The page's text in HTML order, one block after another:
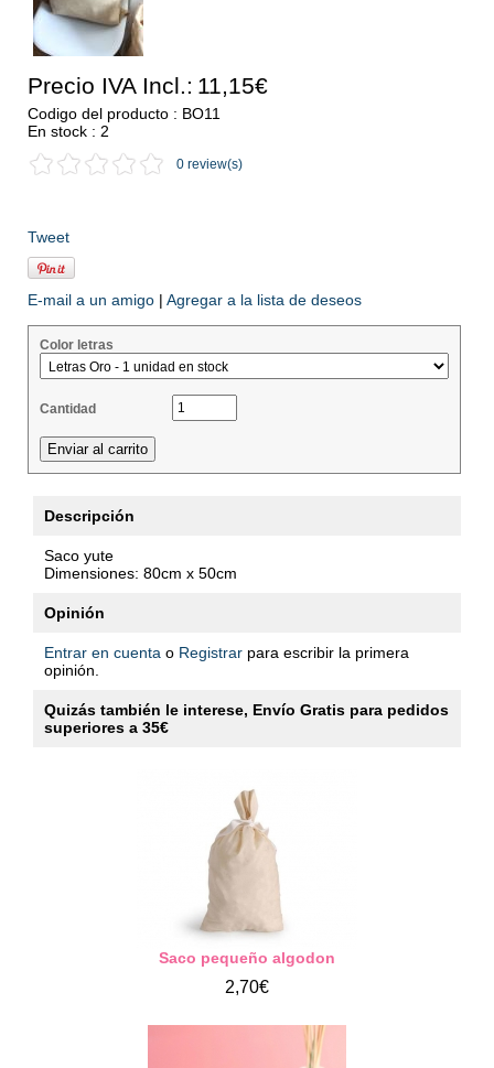
Precio IVA Incl.: 11,15€
Codigo del producto : BO11
En stock : 2
0 review(s)
Tweet
E-mail a un amigo | Agregar a la lista de deseos
Color letras
Cantidad
Descripción
Saco yute
Dimensiones: 80cm x 50cm
Opinión
Entrar en cuenta o Registrar para escribir la primera
opinión.
Quizás también le interese, Envío Gratis para pedidos
superiores a 35€
Saco pequeño algodon
2,70€